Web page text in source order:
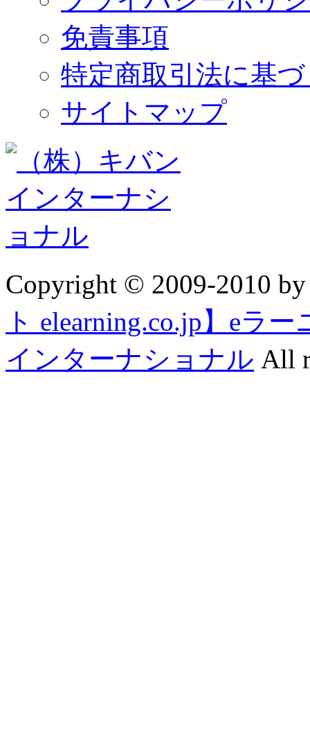
免責事項
特定商取引法に基
サイトマップ
Copyright © 2009-2010
ト elearning.co.jp】eラ
インターナショナル All